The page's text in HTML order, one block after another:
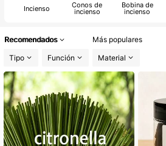
Incienso Conos de
incienso
Bobina de
incienso
Recomendados Más populares
Tipo
Función Material